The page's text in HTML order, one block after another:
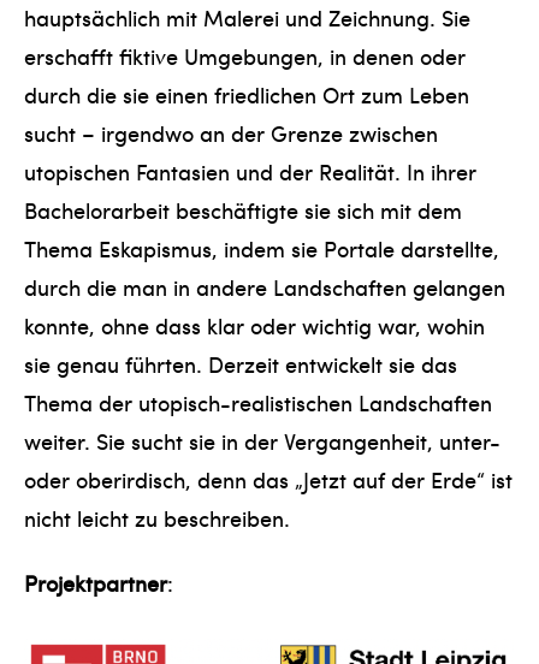
hauptsächlich mit Malerei und Zeichnung. Sie
erschafft fiktive Umgebungen, in denen oder
durch die sie einen friedlichen Ort zum Leben
sucht – irgendwo an der Grenze zwischen
utopischen Fantasien und der Realität. In ihrer
Bachelorarbeit beschäftigte sie sich mit dem
Thema Eskapismus, indem sie Portale darstellte,
durch die man in andere Landschaften gelangen
konnte, ohne dass klar oder wichtig war, wohin
sie genau führten. Derzeit entwickelt sie das
Thema der utopisch-realistischen Landschaften
weiter. Sie sucht sie in der Vergangenheit, unter-
oder oberirdisch, denn das „Jetzt auf der Erde“ ist
nicht leicht zu beschreiben.
Projektpartner: